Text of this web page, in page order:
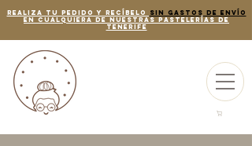
REALIZA TU PEDIDO Y RECÍBELO
SIN GASTOS DE ENVÍO
EN CUALQUIERA DE NUESTRAS PASTELERÍAS de
tenerife